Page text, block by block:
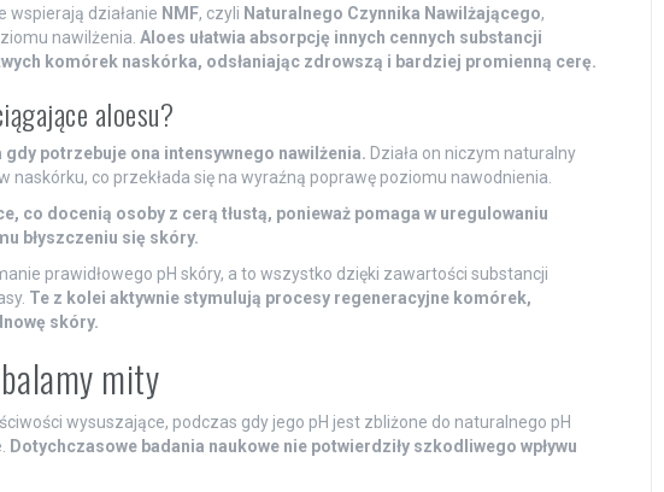
wspierają działanie NMF, czyli Naturalnego Czynnika Nawilżającego,
nawilżenia. Aloes ułatwia absorpcję innych cennych substancji
komórek naskórka, odsłaniając zdrowszą i bardziej promienną cerę.
aloesu?
potrzebuje ona intensywnego nawilżenia. Działa on niczym naturalny
co przekłada się na wyraźną poprawę poziomu nawodnienia.
co docenią osoby z cerą tłustą, ponieważ pomaga w uregulowaniu
błyszczeniu się skóry.
prawidłowego pH skóry, a to wszystko dzięki zawartości substancji
Te z kolei aktywnie stymulują procesy regeneracyjne komórek,
skóry.
mity
wysuszające, podczas gdy jego pH jest zbliżone do naturalnego pH
Dotychczasowe badania naukowe nie potwierdziły szkodliwego wpływu